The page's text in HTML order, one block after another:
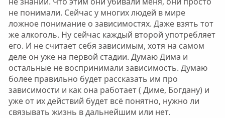
не был в анозогнозии, тк не употреблял не дал бы и
тебе. это отличный пример ложной дружбы, пойми
Никита, это не те люди с которыми стоит связывать
жизнь в дальнейшем, они уже дали тебе убивать себя
и потакали этому собственноручно.
не понимали. Сейчас у многих людей в мире
ложное понимание о зависимостях. Даже взять тот
же алкоголь. Ну сейчас каждый второй употребляет
его. И не считает себя зависимым, хотя на самом
деле он уже на первой стадии. Думаю Дима и
остальные не воспринимали зависимость. Думаю
более правильно будет рассказать им про
зависимости и как она работает ( Диме, Богдану) и
уже от их действий будет всё понятно, нужно ли
связывать жизнь в дальнейшим или нет.